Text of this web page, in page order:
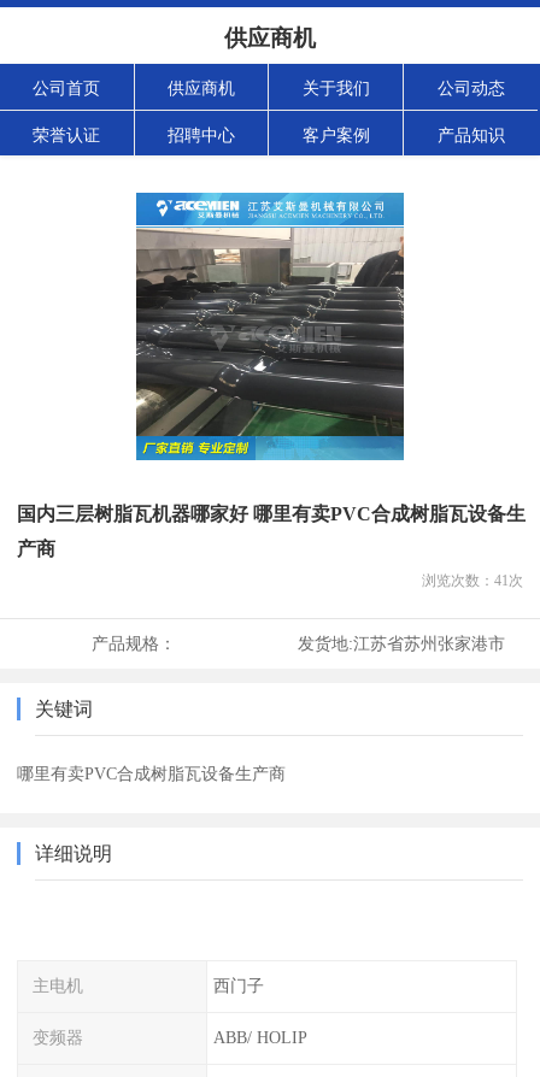
供应商机
公司首页 供应商机 关于我们 公司动态
荣誉认证 招聘中心 客户案例 产品知识
国内三层树脂瓦机器哪家好 哪里有卖PVC合成树脂瓦设备生
产商
浏览次数： 41次
产品规格： 发货地:江苏省苏州张家港市
关键词
哪里有卖PVC合成树脂瓦设备生产商
详细说明
主电机 西门子
变频器 ABB/ HOLIP